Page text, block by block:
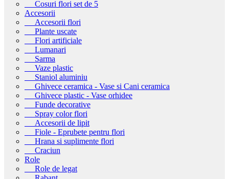
Cosuri flori set de 5
Accesorii
Accesorii flori
Plante uscate
Flori artificiale
Lumanari
Sarma
Vaze plastic
Staniol aluminiu
Ghivece ceramica - Vase si Cani ceramica
Ghivece plastic - Vase orhidee
Funde decorative
Spray color flori
Accesorii de lipit
Fiole - Eprubete pentru flori
Hrana si suplimente flori
Craciun
Role
Role de legat